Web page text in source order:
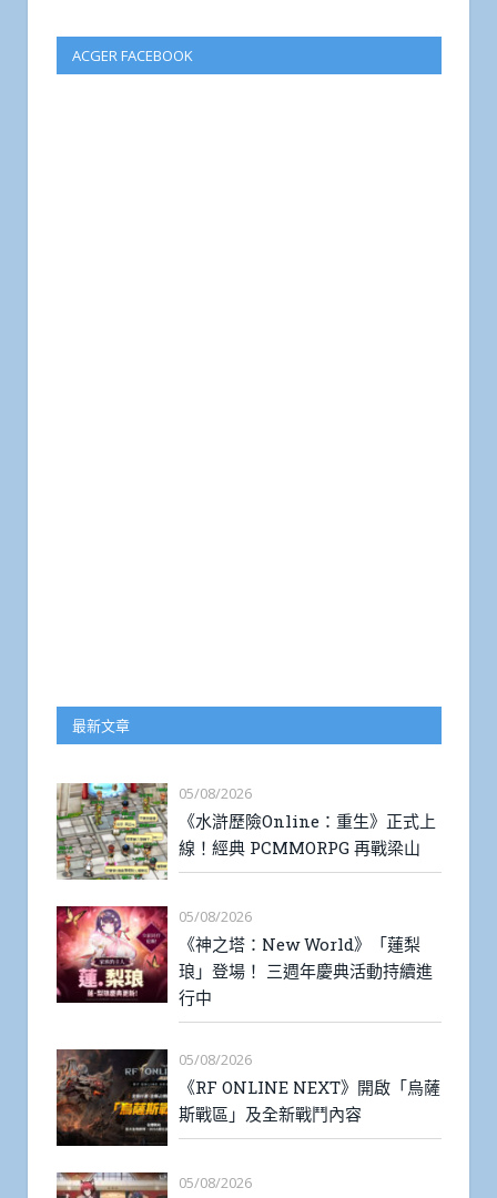
ACGER FACEBOOK
最新文章
05/08/2026
《水滸歷險Online：重生》正式上
線！經典 PCMMORPG 再戰梁山
05/08/2026
《神之塔：New World》「蓮梨
琅」登場！ 三週年慶典活動持續進
行中
05/08/2026
《RF ONLINE NEXT》開啟「烏薩
斯戰區」及全新戰鬥內容
05/08/2026